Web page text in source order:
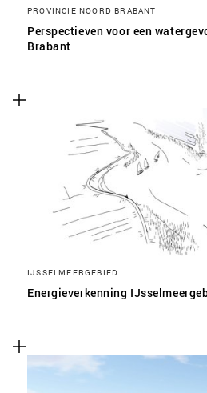
PROVINCIE NOORD BRABANT
Perspectieven voor een
Brabant
IJSSELMEERGEBIED
Energieverkenning